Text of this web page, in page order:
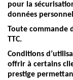
pour la
données
Toute commande
TTC.
Conditions
offrir à certains
prestige